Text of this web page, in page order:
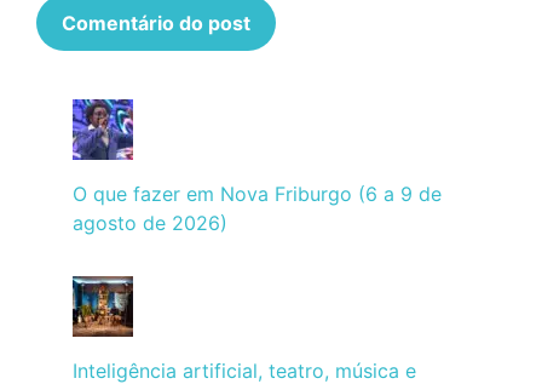
O que fazer em Nova Friburgo (6 a 9 de
agosto de 2026)
Inteligência artificial, teatro, música e